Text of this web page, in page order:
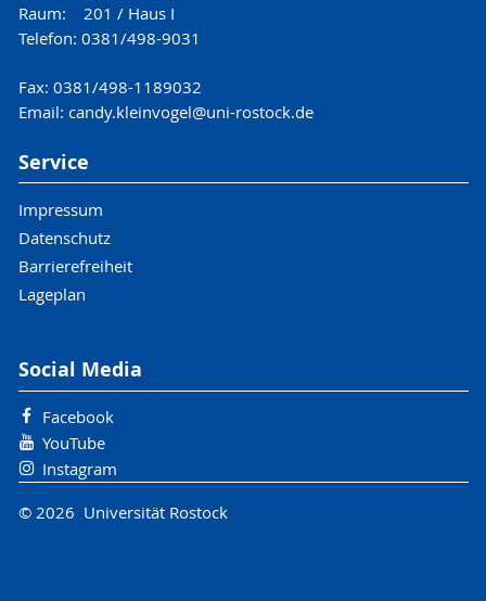
Raum: 201 / Haus I
Telefon: 0381/498-9031
Fax: 0381/498-1189032
Email: candy.kleinvogel@uni-rostock.de
Service
Impressum
Datenschutz
Barrierefreiheit
Lageplan
Social Media
Facebook
YouTube
Instagram
© 2026 Universität Rostock